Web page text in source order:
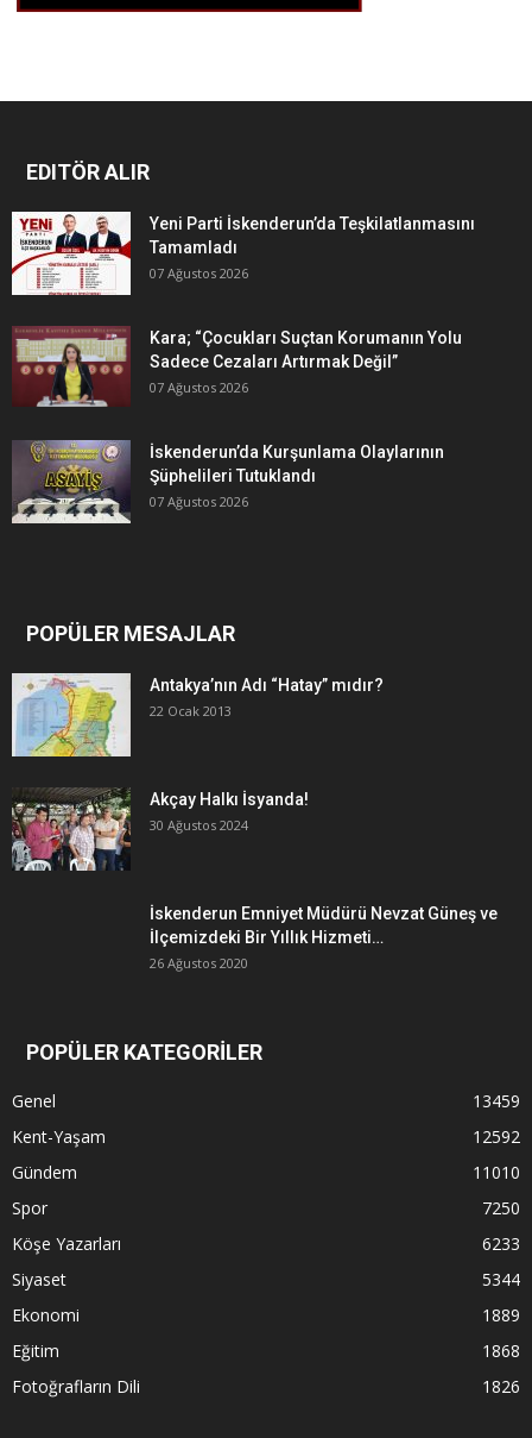
EDITÖR ALIR
Yeni Parti İskenderun’da Teşkilatlanmasını
Tamamladı
07 Ağustos 2026
Kara; “Çocukları Suçtan Korumanın Yolu
Sadece Cezaları Artırmak Değil”
07 Ağustos 2026
İskenderun’da Kurşunlama Olaylarının
Şüphelileri Tutuklandı
07 Ağustos 2026
POPÜLER MESAJLAR
Antakya’nın Adı “Hatay” mıdır?
22 Ocak 2013
Akçay Halkı İsyanda!
30 Ağustos 2024
İskenderun Emniyet Müdürü Nevzat Güneş ve
İlçemizdeki Bir Yıllık Hizmeti…
26 Ağustos 2020
POPÜLER KATEGORİLER
Genel
13459
Kent-Yaşam
12592
Gündem
11010
Spor
7250
Köşe Yazarları
6233
Siyaset
5344
Ekonomi
1889
Eğitim
1868
Fotoğrafların Dili
1826